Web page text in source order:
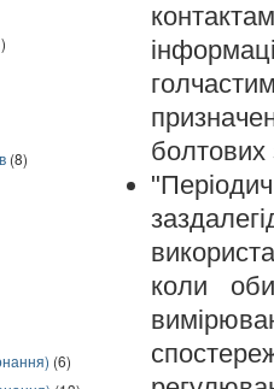
(8)
(6)
болтових
коли